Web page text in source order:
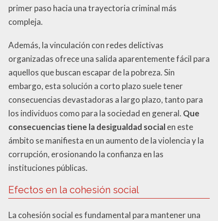
primer paso hacia una trayectoria criminal más
compleja.
Además, la vinculación con redes delictivas
organizadas ofrece una salida aparentemente fácil para
aquellos que buscan escapar de la pobreza. Sin
embargo, esta solución a corto plazo suele tener
consecuencias devastadoras a largo plazo, tanto para
los individuos como para la sociedad en general. Que
consecuencias tiene la desigualdad socialen este
ámbito se manifiesta en un aumento de la violencia y la
corrupción, erosionando la confianza en las
instituciones públicas.
Efectos en la cohesión social
La cohesión social es fundamental para mantener una